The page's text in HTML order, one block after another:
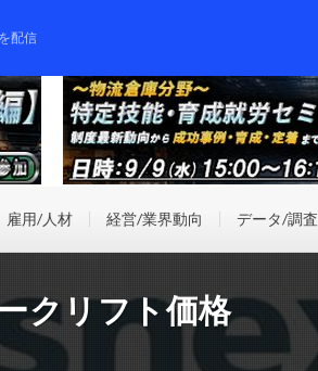
配信
雇用/人材 経営/業界動向 データ/調査
クリフト価格